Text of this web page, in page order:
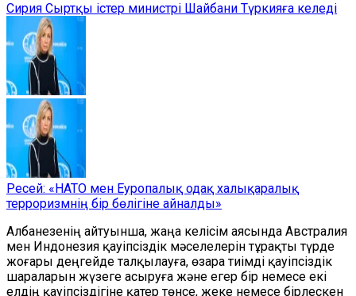
Сирия Сыртқы істер министрі Шайбани Түркияға келеді
Ресей: «НАТО мен Еуропалық одақ халықаралық
терроризмнің бір бөлігіне айналды»
Албанезенің айтуынша, жаңа келісім аясында Австралия
мен Индонезия қауіпсіздік мәселелерін тұрақты түрде
жоғары деңгейде талқылауға, өзара тиімді қауіпсіздік
шараларын жүзеге асыруға және егер бір немесе екі
елдің қауіпсіздігіне қатер төнсе, жеке немесе бірлескен